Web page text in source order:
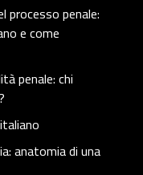
processo penale:
e come
penale: chi
anatomia di una